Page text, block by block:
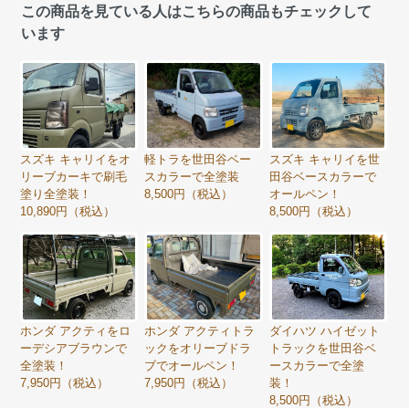
この商品を見ている人はこちらの商品もチェックして
います
スズキ キャリイをオ
リーブカーキで刷毛
塗り全塗装！
10,890円（税込）
軽トラを世田谷ベー
スカラーで全塗装
8,500円（税込）
スズキ キャリイを世
田谷ベースカラーで
オールペン！
8,500円（税込）
ホンダ アクティをロ
ーデシアブラウンで
全塗装！
7,950円（税込）
ホンダ アクティトラ
ックをオリーブドラ
ブでオールペン！
7,950円（税込）
ダイハツ ハイゼット
トラックを世田谷ベ
ースカラーで全塗
装！
8,500円（税込）